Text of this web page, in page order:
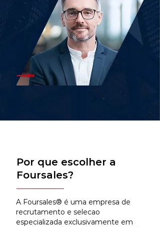
Por que escolher a
Foursales?
A Foursales® é uma empresa de
recrutamento e selecao
especializada exclusivamente em